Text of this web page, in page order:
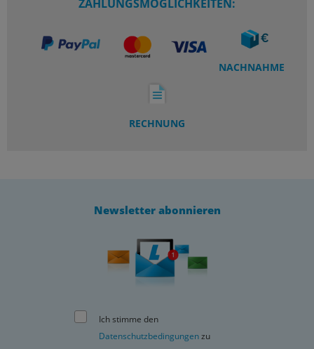
ZAHLUNGSMÖGLICHKEITEN:
NACHNAHME
RECHNUNG
Newsletter abonnieren
Ich stimme den
Datenschutzbedingungenzu